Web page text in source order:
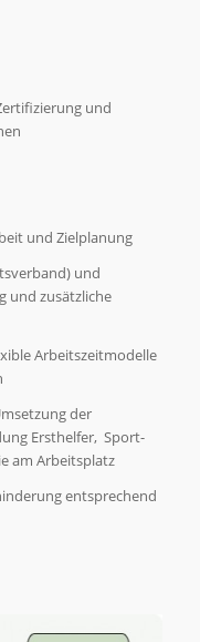
und
und Zielplanung
und
und zusätzliche
Arbeitszeitmodelle
der
Ersthelfer, Sport-
am Arbeitsplatz
entsprechend